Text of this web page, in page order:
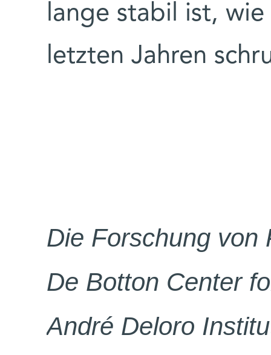
lange stabil ist,
letzten Jahren
Die Forschung von
De Botton Center
André Deloro